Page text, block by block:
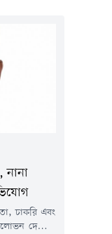
নানা
চাকরি এবং
দেখিয়ে